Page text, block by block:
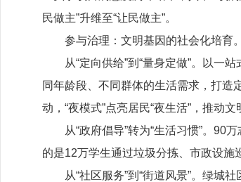
民做主”升维至“让民做主”。
参与治理：文明基因的社会化培育。
从“定向供给”到“量身定做”。以一
同年龄段、不同群体的生活需求，打造
动，“夜模式”点亮居民“夜生活”，推动
从“政府倡导”转为“生活习惯”。 90万
的是12万学生通过垃圾分拣、市政设施
从“社区服务”到“街道风景”。绿城